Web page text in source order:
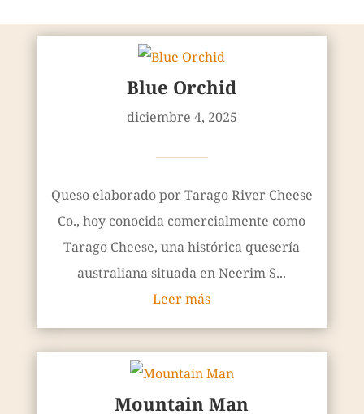
Blue Orchid
diciembre 4, 2025
————
Queso elaborado por Tarago River Cheese
Co., hoy conocida comercialmente como
Tarago Cheese, una histórica quesería
australiana situada en Neerim S...
Leer más
Mountain Man